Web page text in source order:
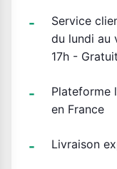
Service
du lundi au
17h - Gratuit
Plateforme
en France
Livraison